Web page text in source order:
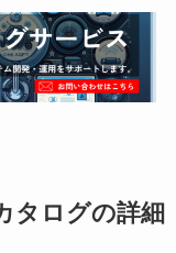
タログの詳細